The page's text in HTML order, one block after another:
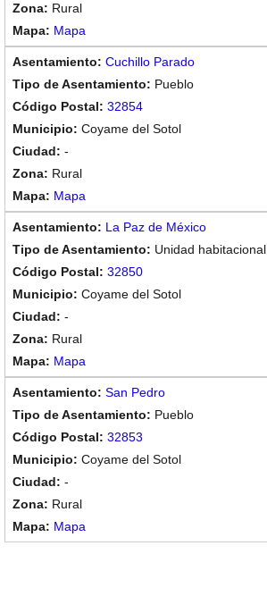
Rural
Mapa
Cuchillo Parado
Pueblo
32854
Coyame del Sotol
-
Rural
Mapa
La Paz de México
Unidad habitacional
32850
Coyame del Sotol
-
Rural
Mapa
San Pedro
Pueblo
32853
Coyame del Sotol
-
Rural
Mapa